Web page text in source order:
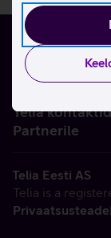
Telia kontaktid
Partnerile
Telia Eesti AS
Telia is a
Privaatsusteade